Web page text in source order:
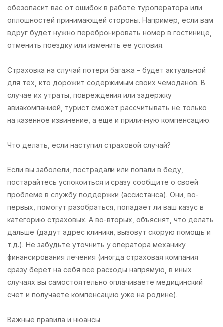
обезопасит вас от ошибок в работе туроператора или
оплошностей принимающей стороны. Например, если вам
вдруг будет нужно перебронировать номер в гостинице,
отменить поездку или изменить ее условия.
Страховка на случай потери багажа – будет актуальной
для тех, кто дорожит содержимым своих чемоданов. В
случае их утраты, повреждения или задержку
авиакомпанией, турист сможет рассчитывать не только
на казенное извинение, а еще и приличную компенсацию.
Что делать, если наступил страховой случай?
Если вы заболели, пострадали или попали в беду,
постарайтесь успокоиться и сразу сообщите о своей
проблеме в службу поддержки (ассистанса). Они, во-
первых, помогут разобраться, попадает ли ваш казус в
категорию страховых. А во-вторых, объяснят, что делать
дальше (дадут адрес клиники, вызовут скорую помощь и
т.д.). Не забудьте уточнить у оператора механику
финансирования лечения (иногда страховая компания
сразу берет на себя все расходы напрямую, в иных
случаях вы самостоятельно оплачиваете медицинский
счет и получаете компенсацию уже на родине).
Важные правила и нюансы